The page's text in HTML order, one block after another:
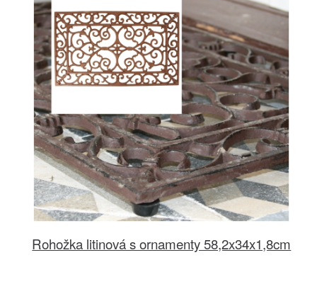
Rohožka litinová s ornamenty 58,2x34x1,8cm